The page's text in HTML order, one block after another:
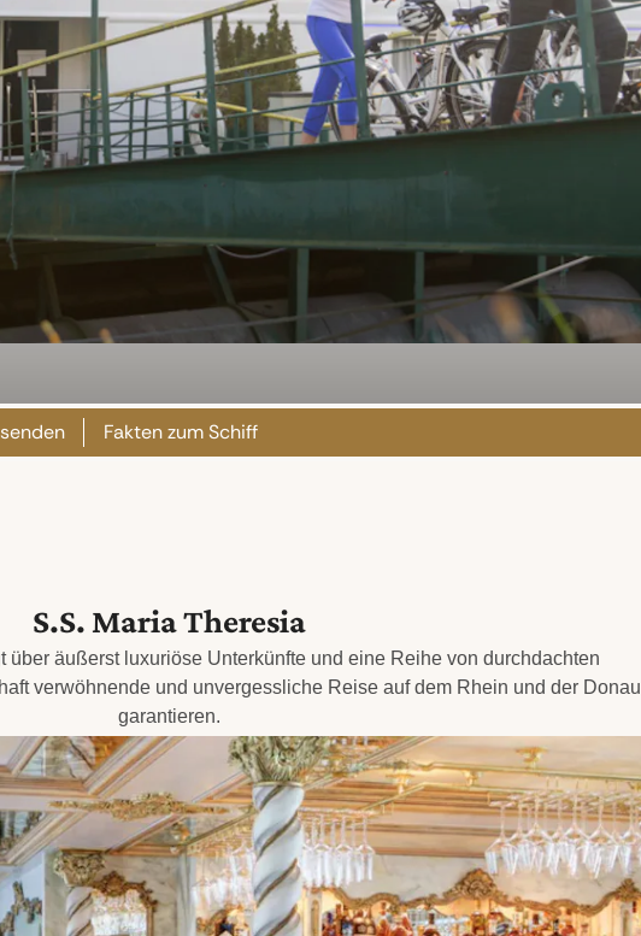
Fakten zum Schiff
S.S. Maria Theresia
über äußerst luxuriöse Unterkünfte und eine Reihe von durchdachten
verwöhnende und unvergessliche Reise auf dem Rhein und der Donau
garantieren.